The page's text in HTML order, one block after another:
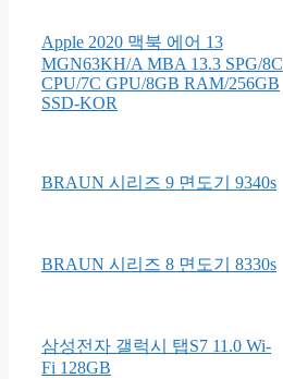
Apple 2020 맥북 에어 13
MGN63KH/A MBA 13.3 SPG/8C
CPU/7C GPU/8GB RAM/256GB
SSD-KOR
BRAUN 시리즈 9 면도기 9340s
BRAUN 시리즈 8 면도기 8330s
삼성전자 갤럭시 탭S7 11.0 Wi-
Fi 128GB